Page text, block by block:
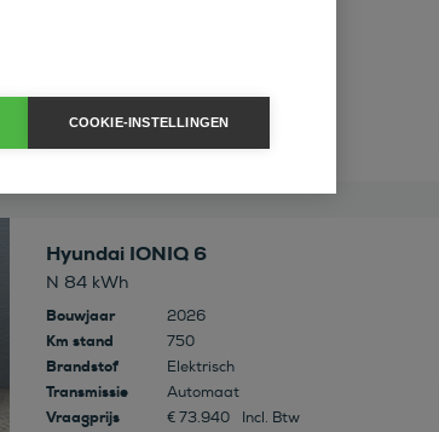
Elektrisch
Transmissie Automaat
Hyundai IONIQ 6
N 84 kWh
Bouwjaar 2026
Km stand 750
Brandstof Elektrisch
Transmissie Automaat
Vraagprijs € 73.940 Incl. Btw
COOKIE-INSTELLINGEN